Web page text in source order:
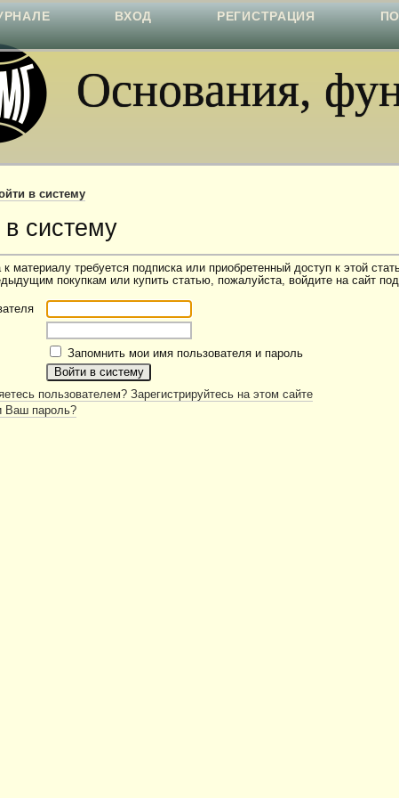
Основания,
ВХОД РЕГИСТРАЦИЯ
в систему
систему
материалу требуется подписка или приобретенный доступ к этой
покупкам или купить статью, пожалуйста, войдите на сайт
Запомнить мои имя пользователя и пароль
пользователем? Зарегистрируйтесь на этом сайте
Ваш пароль?